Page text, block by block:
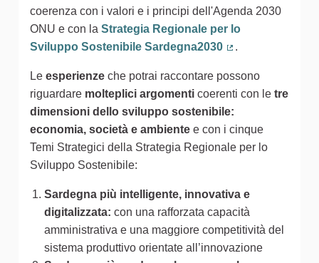
coerenza con i valori e i principi dell'Agenda 2030
ONU e con la Strategia Regionale per lo
Sviluppo Sostenibile Sardegna2030
.
Le esperienze che potrai raccontare possono
riguardare molteplici argomenti coerenti con le tre
dimensioni dello sviluppo sostenibile:
economia, società e ambiente e con i cinque
Temi Strategici della Strategia Regionale per lo
Sviluppo Sostenibile:
Sardegna più intelligente, innovativa e
digitalizzata: con una rafforzata capacità
amministrativa e una maggiore competitività del
sistema produttivo orientate all’innovazione